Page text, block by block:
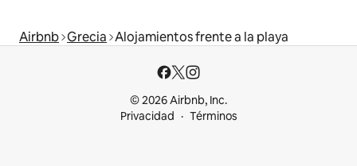
Airbnb Grecia Alojamientos frente a la playa
© 2026 Airbnb, Inc.
Privacidad
Términos